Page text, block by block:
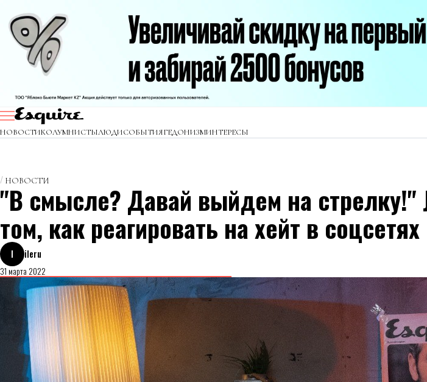
НОВОСТИКОЛУМНИСТЫЛЮДИСОБЫТИЯГЕДОНИЗМИНТЕРЕСЫ
НОВОСТИ
"В смысле? Давай выйдем на стрелку!"
том, как реагировать на хейт в соцсетях
I
ileru
31 марта 2022